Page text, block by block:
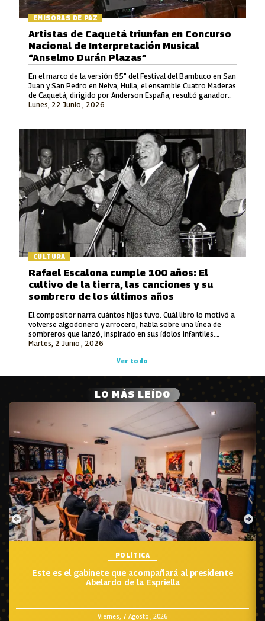
EMISORAS DE PAZ
Lunes, 22 Junio , 2026
Artistas de Caquetá triunfan en Concurso
Nacional de Interpretación Musical
“Anselmo Durán Plazas”
En el marco de la versión 65° del Festival del Bambuco en San
Juan y San Pedro en Neiva, Huila, el ensamble Cuatro Maderas
de Caquetá, dirigido por Anderson España, resultó ganador
en la Modalidad Vocal.
CULTURA
Martes, 2 Junio , 2026
Rafael Escalona cumple 100 años: El
cultivo de la tierra, las canciones y su
sombrero de los últimos años
El compositor narra cuántos hijos tuvo. Cuál libro lo motivó a
volverse algodonero y arrocero, habla sobre una línea de
sombreros que lanzó, inspirado en sus ídolos infantiles.
También recuerda lo que le ofrecieron por hacerle una
inédito que luego grabó Jorge Oñate.
Ver todo
LO MÁS LEÍDO
POLÍTICA
Viernes, 7 Agosto , 2026
Este es el gabinete que acompañará al presidente
Abelardo de la Espriella